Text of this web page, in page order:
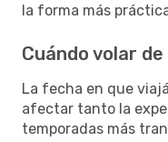
la forma más
Cuándo volar
La fecha en que
afectar tanto la
temporadas más